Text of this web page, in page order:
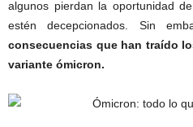
algunos pierdan la oportunidad
estén decepcionados. Sin
consecuencias que han traído
variante ómicron.